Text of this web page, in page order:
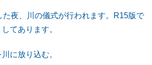
夜、川の儀式が行われます。R15版で
てあります。
に放り込む。